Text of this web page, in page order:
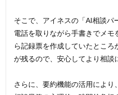
そこで、アイネスの「AI相談パ
電話を取りながら手書きでメ
ら記録票を作成していたとこ
が残るので、安心してより相談
さらに、要約機能の活用により